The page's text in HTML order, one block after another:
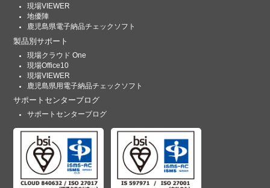
現場VIEWER
地優陣
鹿児島県電子納品チェックソフト
製品別サポート
現場クラウド One
現場Office10
現場VIEWER
鹿児島県用電子納品チェックソフト
サポートセンターブログ
サポートセンターブログ